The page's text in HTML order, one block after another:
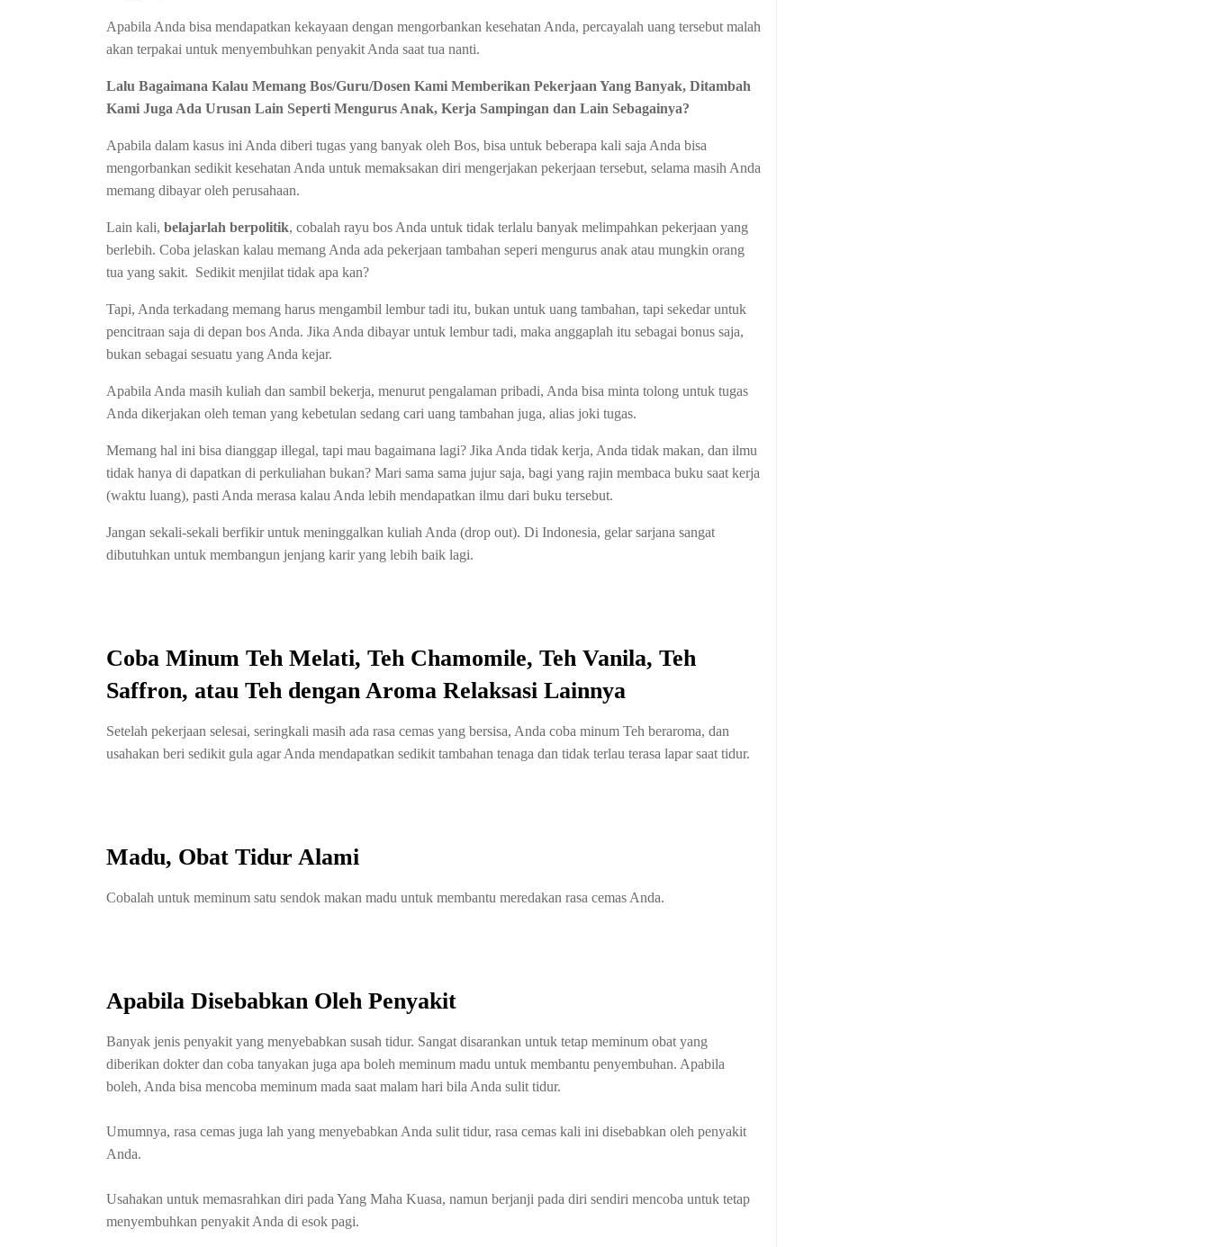
Apabila Anda bisa mendapatkan kekayaan dengan mengorbankan kesehatan Anda, percayalah uang tersebut malah
akan terpakai untuk menyembuhkan penyakit Anda saat tua nanti.
Lalu Bagaimana Kalau Memang Bos/Guru/Dosen Kami Memberikan Pekerjaan Yang Banyak, Ditambah
Kami Juga Ada Urusan Lain Seperti Mengurus Anak, Kerja Sampingan dan Lain Sebagainya?
Apabila dalam kasus ini Anda diberi tugas yang banyak oleh Bos, bisa untuk beberapa kali saja Anda bisa
mengorbankan sedikit kesehatan Anda untuk memaksakan diri mengerjakan pekerjaan tersebut, selama masih Anda
memang dibayar oleh perusahaan.
Lain kali, belajarlah berpolitik, cobalah rayu bos Anda untuk tidak terlalu banyak melimpahkan pekerjaan yang
berlebih. Coba jelaskan kalau memang Anda ada pekerjaan tambahan seperi mengurus anak atau mungkin orang
tua yang sakit. Sedikit menjilat tidak apa kan?
Tapi, Anda terkadang memang harus mengambil lembur tadi itu, bukan untuk uang tambahan, tapi sekedar untuk
pencitraan saja di depan bos Anda. Jika Anda dibayar untuk lembur tadi, maka anggaplah itu sebagai bonus saja,
bukan sebagai sesuatu yang Anda kejar.
Apabila Anda masih kuliah dan sambil bekerja, menurut pengalaman pribadi, Anda bisa minta tolong untuk tugas
Anda dikerjakan oleh teman yang kebetulan sedang cari uang tambahan juga, alias joki tugas.
Memang hal ini bisa dianggap illegal, tapi mau bagaimana lagi? Jika Anda tidak kerja, Anda tidak makan, dan ilmu
tidak hanya di dapatkan di perkuliahan bukan? Mari sama sama jujur saja, bagi yang rajin membaca buku saat kerja
(waktu luang), pasti Anda merasa kalau Anda lebih mendapatkan ilmu dari buku tersebut.
Jangan sekali-sekali berfikir untuk meninggalkan kuliah Anda (drop out). Di Indonesia, gelar sarjana sangat
dibutuhkan untuk membangun jenjang karir yang lebih baik lagi.
Coba Minum Teh Melati, Teh Chamomile, Teh Vanila, Teh
Saffron, atau Teh dengan Aroma Relaksasi Lainnya
Setelah pekerjaan selesai, seringkali masih ada rasa cemas yang bersisa, Anda coba minum Teh beraroma, dan
usahakan beri sedikit gula agar Anda mendapatkan sedikit tambahan tenaga dan tidak terlau terasa lapar saat tidur.
Madu, Obat Tidur Alami
Cobalah untuk meminum satu sendok makan madu untuk membantu meredakan rasa cemas Anda.
Apabila Disebabkan Oleh Penyakit
Banyak jenis penyakit yang menyebabkan susah tidur. Sangat disarankan untuk tetap meminum obat yang
diberikan dokter dan coba tanyakan juga apa boleh meminum madu untuk membantu penyembuhan. Apabila
boleh, Anda bisa mencoba meminum mada saat malam hari bila Anda sulit tidur.
Umumnya, rasa cemas juga lah yang menyebabkan Anda sulit tidur, rasa cemas kali ini disebabkan oleh penyakit
Anda.
Usahakan untuk memasrahkan diri pada Yang Maha Kuasa, namun berjanji pada diri sendiri mencoba untuk tetap
menyembuhkan penyakit Anda di esok pagi.